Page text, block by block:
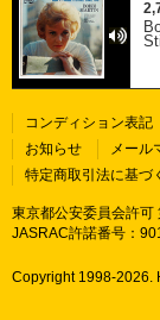
コンディション表記
お知らせ
メール
特定商取引法に基づ
東京都公安委員会許
JASRAC許諾番号：
Copyright 1998-2026.